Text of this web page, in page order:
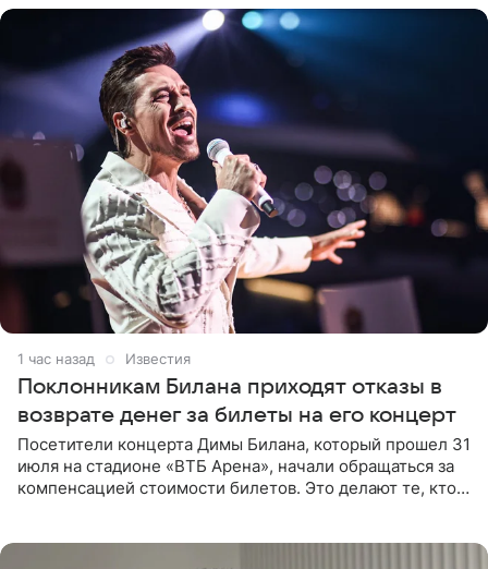
1 час назад Известия
Поклонникам Билана приходят отказы в
возврате денег за билеты на его концерт
Посетители концерта Димы Билана, который прошел 31
июля на стадионе «ВТБ Арена», начали обращаться за
компенсацией стоимости билетов. Это делают те, кто